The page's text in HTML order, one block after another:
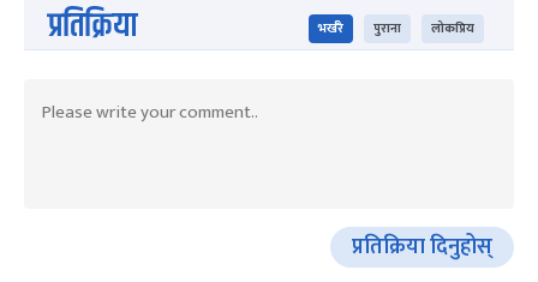
प्रतिक्रिया भर्खरै पुराना लोकप्रिय
प्रतिक्रिया दिनुहोस्